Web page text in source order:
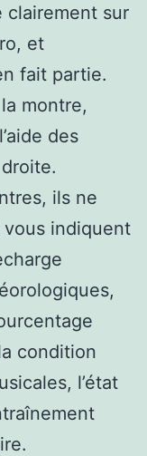
clairement sur
et
fait partie.
montre,
des
ils ne
vous indiquent
condition
l’état